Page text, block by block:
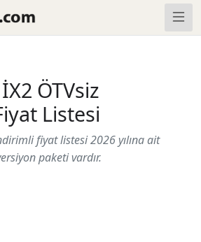
ÖTVsiz
Listesi
fiyat listesi 2026 yılına ait
paketi vardır.